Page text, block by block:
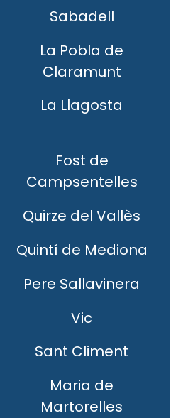
Sabadell
La Pobla de
Claramunt
La Llagosta
Fost de
Campsentelles
Quirze del Vallès
Quintí de Mediona
Pere Sallavinera
Vic
Sant Climent
Maria de
Martorelles